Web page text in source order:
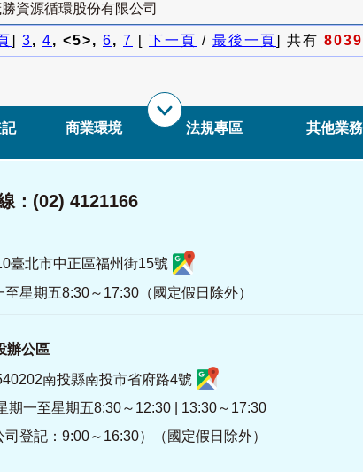
資源循環股份有限公司
] 3, 4, <5>, 6, 7 [ 下一頁 / 最後一頁] 共有 8039
商業環境 法規專區 其他業務
：(02) 4121166
臺北市中正區福州街15號
星期五8:30～17:30（國定假日除外）
辦公區
南投縣南投市省府路4號
期一至星期五8:30～12:30 | 13:30～17:30
司登記：9:00～16:30）（國定假日除外）